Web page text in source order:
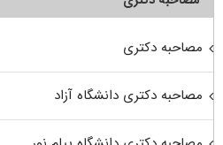
مصاحبه دکتری
مصاحبه دکتری دانشگاه آزاد